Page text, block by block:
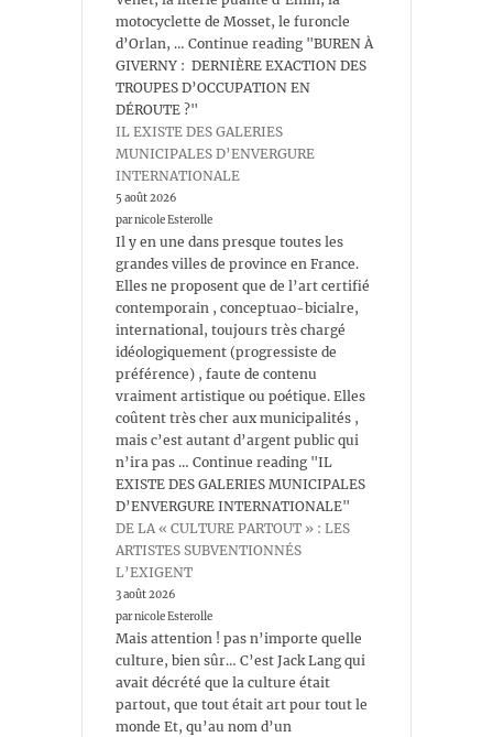
motocyclette de Mosset, le furoncle
d’Orlan, … Continue reading "BUREN À
GIVERNY : DERNIÈRE EXACTION DES
TROUPES D’OCCUPATION EN
DÉROUTE ?"
IL EXISTE DES GALERIES
MUNICIPALES D’ENVERGURE
INTERNATIONALE
5 août 2026
par nicole Esterolle
Il y en une dans presque toutes les
grandes villes de province en France.
Elles ne proposent que de l’art certifié
contemporain , conceptuao-bicialre,
international, toujours très chargé
idéologiquement (progressiste de
préférence) , faute de contenu
vraiment artistique ou poétique. Elles
coûtent très cher aux municipalités ,
mais c’est autant d’argent public qui
n’ira pas … Continue reading "IL
EXISTE DES GALERIES MUNICIPALES
D’ENVERGURE INTERNATIONALE"
DE LA « CULTURE PARTOUT » : LES
ARTISTES SUBVENTIONNÉS
L’EXIGENT
3 août 2026
par nicole Esterolle
Mais attention ! pas n’importe quelle
culture, bien sûr… C’est Jack Lang qui
avait décrété que la culture était
partout, que tout était art pour tout le
monde Et, qu’au nom d’un